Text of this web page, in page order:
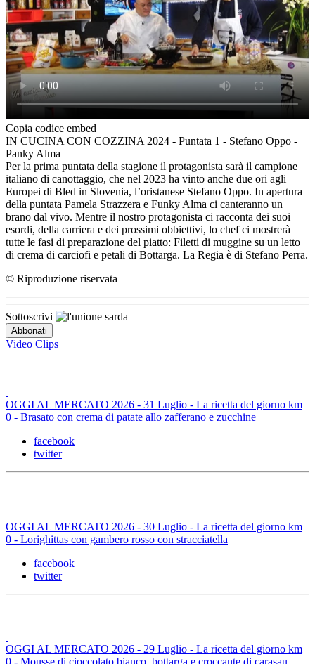
Copia codice embed
IN CUCINA CON COZZINA 2024 - Puntata 1 - Stefano Oppo -
Panky Alma
Per la prima puntata della stagione il protagonista sarà il campione
italiano di canottaggio, che nel 2023 ha vinto anche due ori agli
Europei di Bled in Slovenia, l’oristanese Stefano Oppo. In apertura
della puntata Pamela Strazzera e Funky Alma ci canteranno un
brano dal vivo. Mentre il nostro protagonista ci racconta dei suoi
esordi, della carriera e dei prossimi obbiettivi, lo chef ci mostrerà
tutte le fasi di preparazione del piatto: Filetti di muggine su un letto
di crema di carciofi e petali di Bottarga. La Regia è di Stefano Perra.
© Riproduzione riservata
Sottoscrivi
Video Clips
OGGI AL MERCATO 2026 - 31 Luglio - La ricetta del giorno km
0 - Brasato con crema di patate allo zafferano e zucchine
facebook
twitter
OGGI AL MERCATO 2026 - 30 Luglio - La ricetta del giorno km
0 - Lorighittas con gambero rosso con stracciatella
facebook
twitter
OGGI AL MERCATO 2026 - 29 Luglio - La ricetta del giorno km